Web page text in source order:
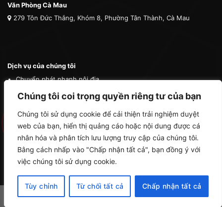
Chúng tôi coi trọng quyền riêng tư của bạn
Chúng tôi sử dụng cookie để cải thiện trải nghiệm duyệt
web của bạn, hiển thị quảng cáo hoặc nội dung được cá
nhân hóa và phân tích lưu lượng truy cập của chúng tôi.
Bằng cách nhấp vào "Chấp nhận tất cả", bạn đồng ý với
việc chúng tôi sử dụng cookie.
Tùy chỉnh Từ chối tất cả Chấp nhận tất cả
Văn Phòng Cà Mau
279 Tôn Đức Thắng, Khóm 8, Phường Tân Thành, Cà Mau
Dịch vụ của chúng tôi
Chuyển phát nhanh nội địa
Chuyển phát nhanh quốc tế
Vận chuyển thú cưng
Mua hộ hàng nước ngoài
Copyright 2026 ©Cà Mau Logistics